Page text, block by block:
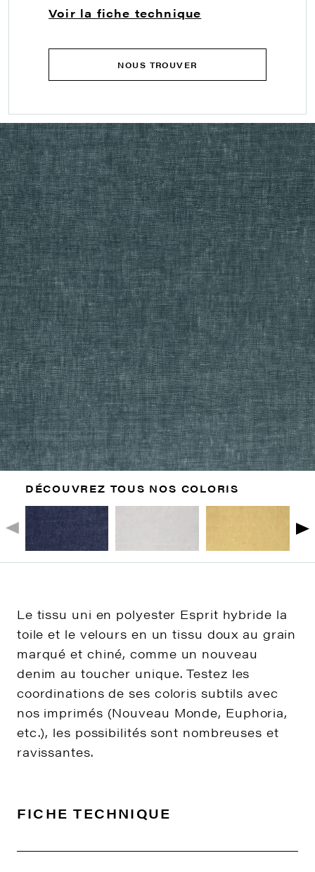
Voir la fiche technique
NOUS TROUVER
DÉCOUVREZ TOUS NOS COLORIS
Le tissu uni en polyester Esprit hybride la
toile et le velours en un tissu doux au grain
marqué et chiné, comme un nouveau
denim au toucher unique. Testez les
coordinations de ses coloris subtils avec
nos imprimés (Nouveau Monde, Euphoria,
etc.), les possibilités sont nombreuses et
ravissantes.
FICHE TECHNIQUE